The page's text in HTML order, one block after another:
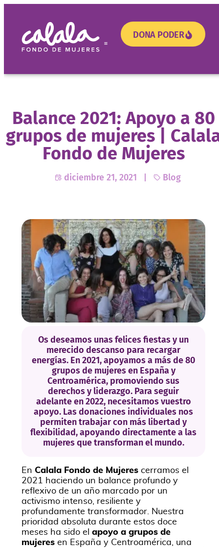
DONA PODER
Balance 2021: Apoyo a 80
grupos de mujeres |
Fondo de Mujeres
diciembre 21, 2021 Blog
Os deseamos unas felices fiestas y un
merecido descanso para recargar
energías. En 2021, apoyamos a más de 80
grupos de mujeres en España y
Centroamérica, promoviendo sus
derechos y liderazgo. Para seguir
adelante en 2022, necesitamos vuestro
apoyo. Las donaciones individuales nos
permiten trabajar con más libertad y
flexibilidad, apoyando directamente a las
mujeres que transforman el mundo.
En Calala Fondo de Mujeres cerramos el
2021 haciendo un balance profundo y
reflexivo de un año marcado por un
activismo intenso, resiliente y
profundamente transformador. Nuestra
prioridad absoluta durante estos doce
meses ha sido el apoyo a grupos de
mujeres en España y Centroamérica, una